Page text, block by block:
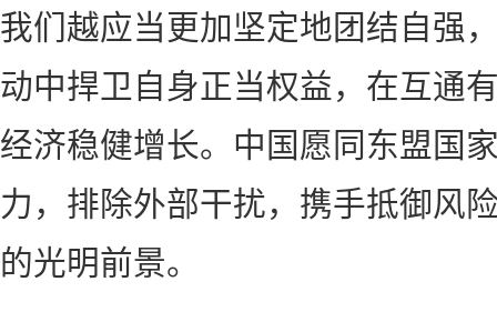
我们越应当更加坚定地团结自强
动中捍卫自身正当权益，在互通
经济稳健增长。中国愿同东盟国
力，排除外部干扰，携手抵御风
的光明前景。